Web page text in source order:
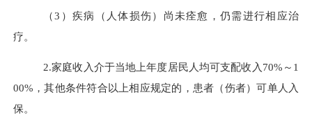
（3 ）疾病（人体损伤）尚未痊愈，仍需进行相应治
疗。
2.家庭收入介于当地上年度居民人均可支配收入 70% ～ 1
00% ，其他条件符合以上相应规定的，患者（伤者）可单人入
保。